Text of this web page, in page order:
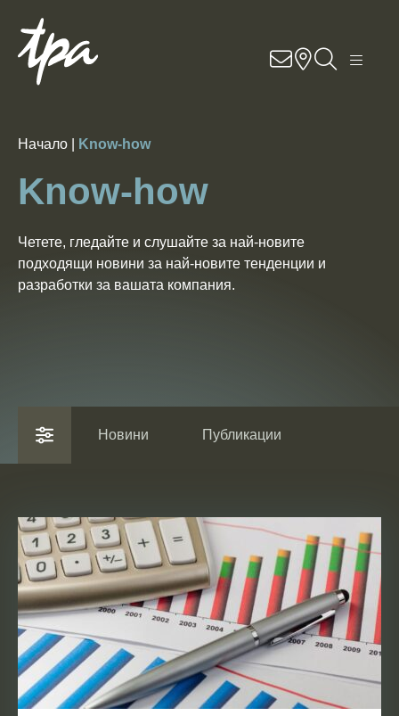
BG
EN
Know-how
Услуги
Отрасли
За нас
Кариери
Начало | Know-how
Know-how
Четете, гледайте и слушайте за най-новите
подходящи новини за най-новите тенденции и
разработки за вашата компания.
Новини Публикации